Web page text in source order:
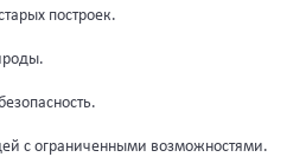
построек.
с ограниченными возможностями.